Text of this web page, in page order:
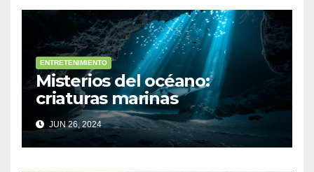
ENTRETENIMIENTO
Misterios del océano:
criaturas marinas
sorprendentes
JUN 26, 2024